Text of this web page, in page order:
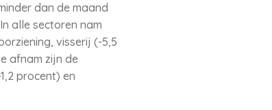
dan de maand
alle sectoren nam
visserij (-5,5
afnam zijn de
procent) en